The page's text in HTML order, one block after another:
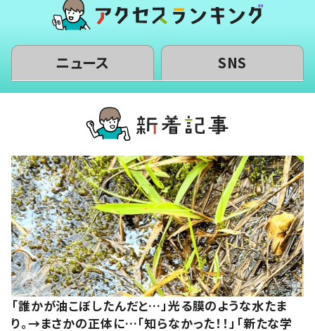
ニュース SNS
「誰かが油こぼしたんだと…」光る膜のような水たま
り。→まさかの正体に…「知らなかった！！」「新たな学